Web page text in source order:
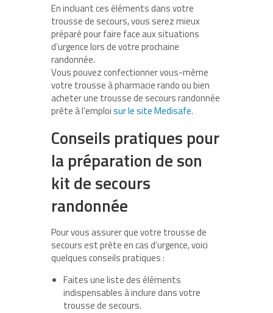
En incluant ces éléments dans votre
trousse de secours, vous serez mieux
préparé pour faire face aux situations
d’urgence lors de votre prochaine
randonnée.
Vous pouvez confectionner vous-même
votre trousse à pharmacie rando ou bien
acheter une trousse de secours randonnée
prête à l’emploisur le site Medisafe.
Conseils pratiques pour
la préparation de son
kit de secours
randonnée
Pour vous assurer que votre trousse de
secours est prête en cas d’urgence, voici
quelques conseils pratiques :
Faites une liste des éléments
indispensables à inclure dans votre
trousse de secours.